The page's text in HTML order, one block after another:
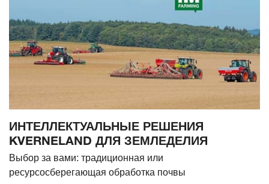
ИНТЕЛЛЕКТУАЛЬНЫЕ РЕШЕНИЯ
KVERNELAND ДЛЯ ЗЕМЛЕДЕЛИЯ
Выбор за вами: традиционная или
ресурсосберегающая обработка почвы